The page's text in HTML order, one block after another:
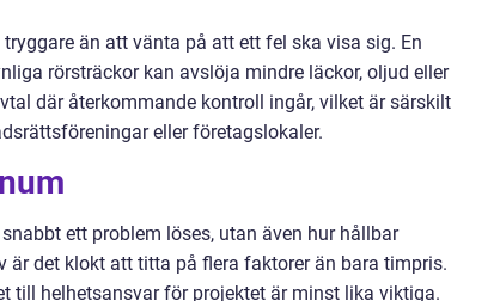
än att vänta på att ett fel ska visa sig. En
rörsträckor kan avslöja mindre läckor, oljud eller
där återkommande kontroll ingår, vilket är särskilt
eller företagslokaler.
ett problem löses, utan även hur hållbar
det klokt att titta på flera faktorer än bara timpris.
till helhetsansvar för projektet är minst lika viktiga.